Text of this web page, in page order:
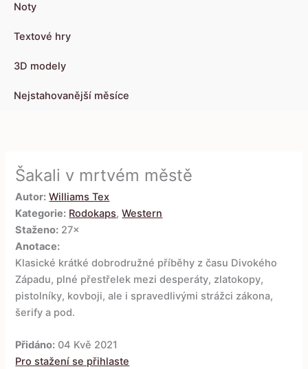
Noty
Textové hry
3D modely
Nejstahovanější měsíce
Šakali v mrtvém městě
Autor: Williams Tex
Kategorie: Rodokaps,Western
Staženo: 27×
Anotace:
Klasické krátké dobrodružné příběhy z času Divokého
Západu, plné přestřelek mezi desperáty, zlatokopy,
pistolníky, kovboji, ale i spravedlivými strážci zákona,
šerify a pod.
Přidáno: 04 Kvě 2021
Pro stažení se přihlaste